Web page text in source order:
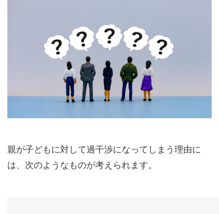
親が子どもに対して過干渉になってしまう理由に
は、次のようなものが考えられます。